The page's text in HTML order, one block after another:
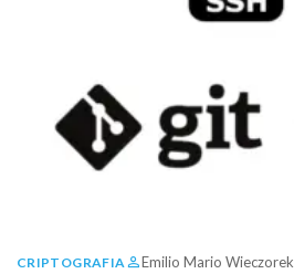
CRIPTOGRAFIA Emilio Mario Wieczorek